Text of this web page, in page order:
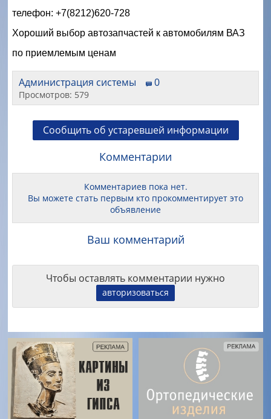
телефон: +7(8212)620-728
Хороший выбор автозапчастей к автомобилям ВАЗ
по приемлемым ценам
Администрация системы 0
Просмотров: 579
Сообщить об устаревшей информации
Комментарии
Комментариев пока нет.
Вы можете стать первым кто прокомментирует это
объявление
Ваш комментарий
Чтобы оставлять комментарии нужно
авторизоваться